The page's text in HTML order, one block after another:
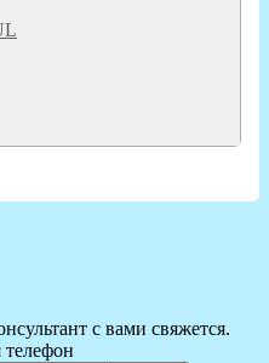
с вами свяжется.